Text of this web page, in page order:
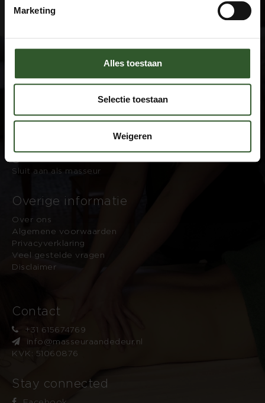
Marketing
Alles toestaan
Selectie toestaan
Weigeren
Google Rating
Sluit aan als masseur
Overige informatie
Over ons
Algemene voorwaarden
Privacyverklaring
Veel gestelde vragen
Disclaimer
Contact
+31 615674769
info@masseuraandedeur.nl
KVK: 51060876
Stay connected